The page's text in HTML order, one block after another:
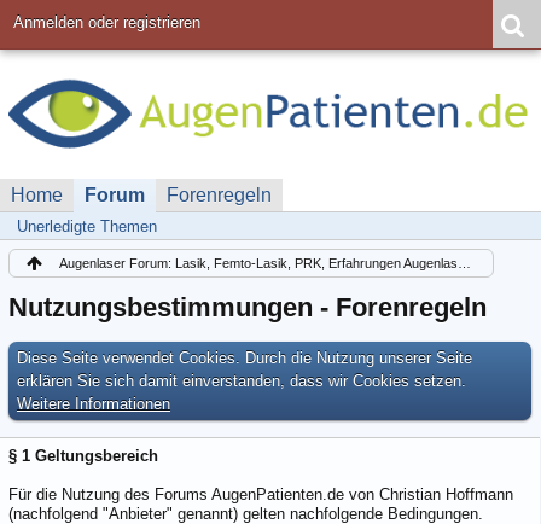
Anmelden oder registrieren
Home Forum Forenregeln
Unerledigte Themen
Augenlaser Forum: Lasik, Femto-Lasik, PRK, Erfahrungen Augenlasern Lasek
Nutzungsbestimmungen - Forenregeln
Diese Seite verwendet Cookies. Durch die Nutzung unserer Seite
erklären Sie sich damit einverstanden, dass wir Cookies setzen.
Weitere Informationen
§ 1 Geltungsbereich
Für die Nutzung des Forums AugenPatienten.de von Christian Hoffmann
(nachfolgend "Anbieter" genannt) gelten nachfolgende Bedingungen.